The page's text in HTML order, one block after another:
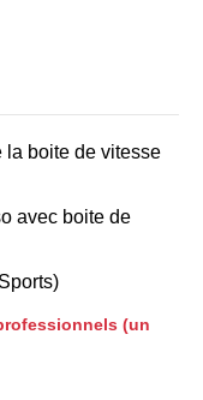
la boite de vitesse
avec boite de
(un